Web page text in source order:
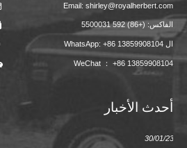
Email: shirley@royalherbert.com
الفاكس: (+86) 592 5500031
ال WhatsApp: +86 13859908104
WeChat ： +86 13859908104
أحدث الأخبار
30/01/23